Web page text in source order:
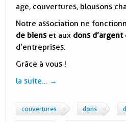
age, couvertures, blousons
Notre association ne
de bienset aux dons d’argent
d’entreprises.
Grâce à vous !
la suite… →
couvertures dons